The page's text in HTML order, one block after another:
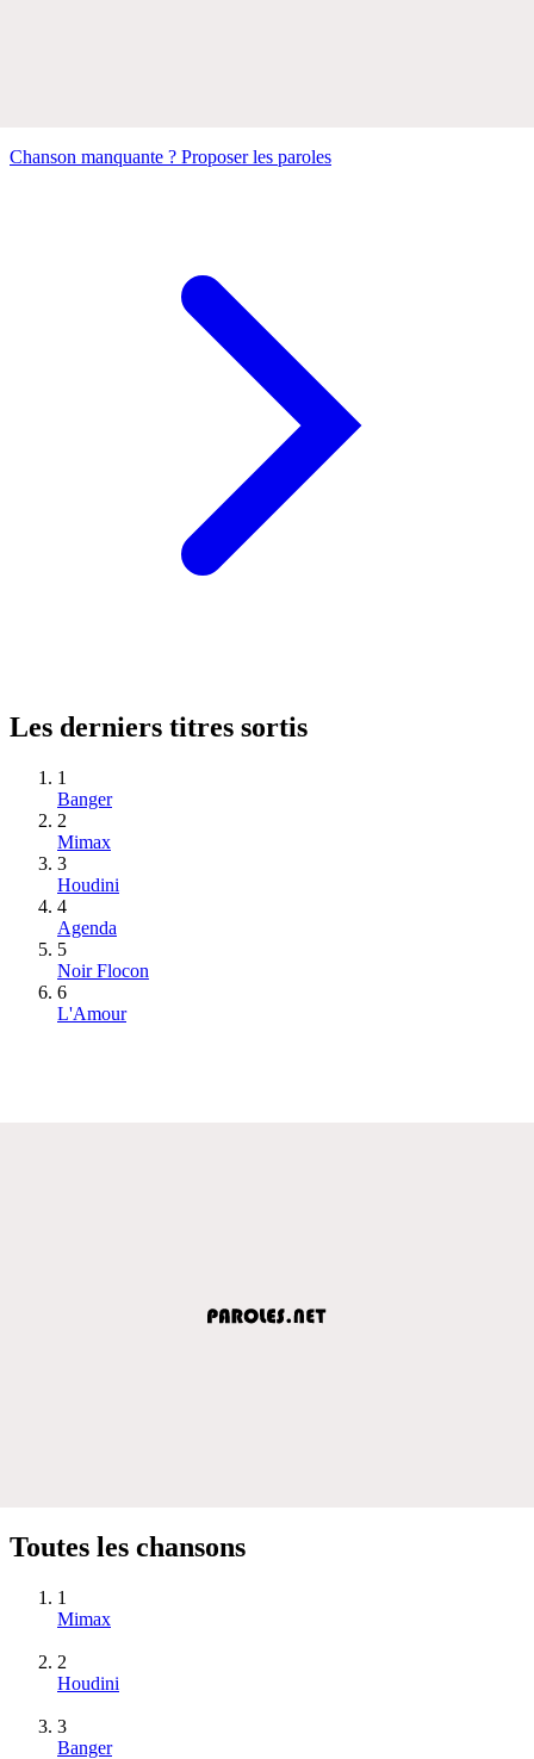
Chanson manquante ? Proposer les paroles
Les derniers titres sortis
1
Banger
2
Mimax
3
Houdini
4
Agenda
5
Noir Flocon
6
L'Amour
Toutes les chansons
1
Mimax
2
Houdini
3
Banger